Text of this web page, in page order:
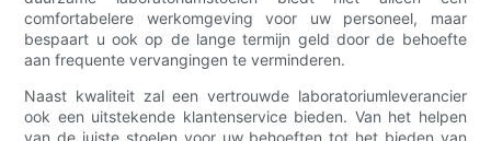
comfortabelere werkomgeving voor uw personeel, maar
bespaart u ook op de lange termijn geld door de behoefte
aan frequente vervangingen te verminderen.
Naast kwaliteit zal een vertrouwde laboratoriumleverancier
ook een uitstekende klantenservice bieden. Van het helpen